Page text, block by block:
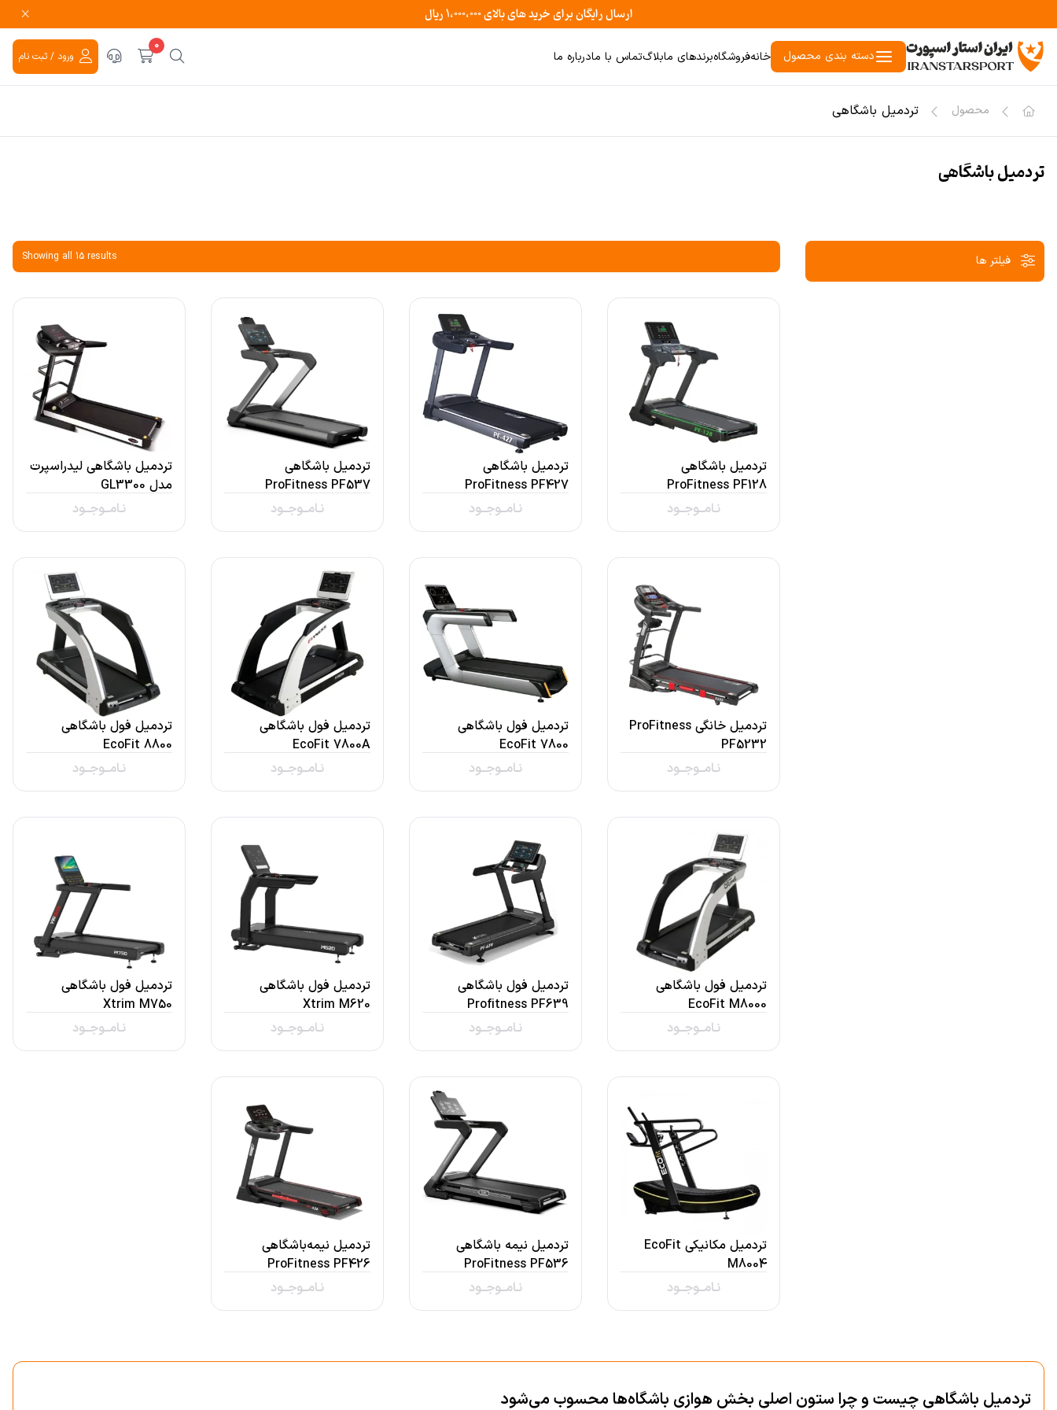
ارسال رایگان برای خرید های بالای ۱،۰۰۰،۰۰۰ ریال
دسته بندی محصول خانهفروشگاهبرندهای مابلاگتماس با مادرباره ما
0
ورود / ثبت نام
محصول تردمیل باشگاهی
تردمیل باشگاهی
فیلتر ها Showing all 15 results
تردمیل باشگاهی
ProFitness PF128
نـامــوجــود
تردمیل باشگاهی
ProFitness PF427
نـامــوجــود
تردمیل باشگاهی
ProFitness PF537
نـامــوجــود
تردمیل باشگاهی لیدراسپرت
مدل GL3300
نـامــوجــود
تردمیل خانگی ProFitness
PF5232
نـامــوجــود
تردمیل فول باشگاهی
EcoFit 7800
نـامــوجــود
تردمیل فول باشگاهی
EcoFit 7800A
نـامــوجــود
تردمیل فول باشگاهی
EcoFit 8800
نـامــوجــود
تردمیل فول باشگاهی
EcoFit M8000
نـامــوجــود
تردمیل فول باشگاهی
Profitness PF639
نـامــوجــود
تردمیل فول باشگاهی
Xtrim M620
نـامــوجــود
تردمیل فول باشگاهی
Xtrim M750
نـامــوجــود
تردمیل مکانیکی EcoFit
M8004
نـامــوجــود
تردمیل نیمه باشگاهی
ProFitness PF536
نـامــوجــود
تردمیل نیمه‌باشگاهی
ProFitness PF426
نـامــوجــود
تردمیل باشگاهی چیست و چرا ستون اصلی بخش هوازی باشگاه‌ها محسوب می‌شود